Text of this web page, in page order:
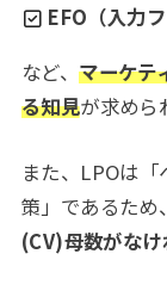
EFO（入力
など、マーケテ
る知見が求めら
また、LPOは
策」であるため
(CV)母数がな